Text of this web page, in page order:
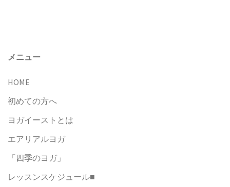
メニュー
HOME
初めての方へ
ヨガイーストとは
エアリアルヨガ
「四季のヨガ」
レッスンスケジュール■